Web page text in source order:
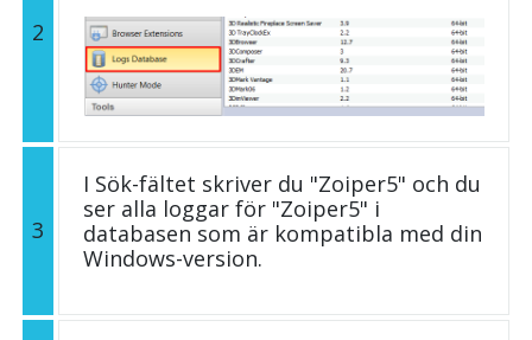
2
3
I Sök-fältet skriver du "Zoiper5" och du
ser alla loggar för "Zoiper5" i
databasen som är kompatibla med din
Windows-version.